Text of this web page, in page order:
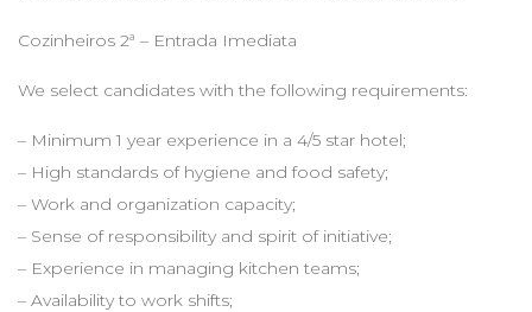
Cozinheiros 2ª – Entrada Imediata
We select candidates with the following requirements:
– Minimum 1 year experience in a 4/5 star hotel;
– High standards of hygiene and food safety;
– Work and organization capacity;
– Sense of responsibility and spirit of initiative;
– Experience in managing kitchen teams;
– Availability to work shifts;